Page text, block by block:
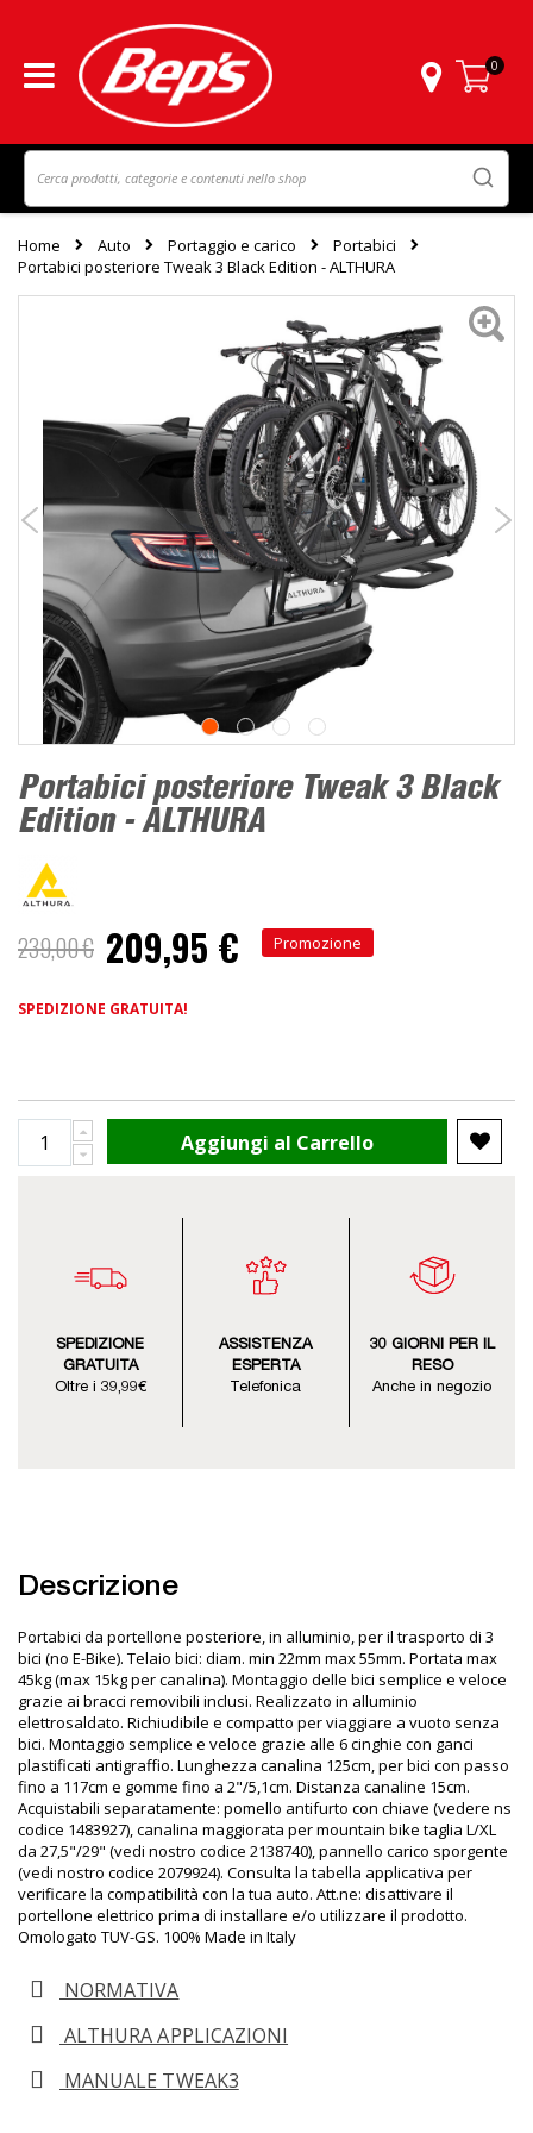
Carrello
0
Home Auto Portaggio e carico
Portabici
Portabici posteriore Tweak 3 Black Edition - ALTHURA
Portabici posteriore Tweak 3 Black
Edition - ALTHURA
239,00 €
Prezzo
speciale
209,95 € Promozione
SPEDIZIONE GRATUITA!
Aggiungi al Carrello
SPEDIZIONE
GRATUITA
Oltre i 39,99€
ASSISTENZA
ESPERTA
Telefonica
30 GIORNI PER IL
RESO
Anche in negozio
Descrizione
Portabici da portellone posteriore, in alluminio, per il trasporto di 3
bici (no E-Bike). Telaio bici: diam. min 22mm max 55mm. Portata max
45kg (max 15kg per canalina). Montaggio delle bici semplice e veloce
grazie ai bracci removibili inclusi. Realizzato in alluminio
elettrosaldato. Richiudibile e compatto per viaggiare a vuoto senza
bici. Montaggio semplice e veloce grazie alle 6 cinghie con ganci
plastificati antigraffio. Lunghezza canalina 125cm, per bici con passo
fino a 117cm e gomme fino a 2"/5,1cm. Distanza canaline 15cm.
Acquistabili separatamente: pomello antifurto con chiave (vedere ns
codice 1483927), canalina maggiorata per mountain bike taglia L/XL
da 27,5"/29" (vedi nostro codice 2138740), pannello carico sporgente
(vedi nostro codice 2079924). Consulta la tabella applicativa per
verificare la compatibilità con la tua auto. Att.ne: disattivare il
portellone elettrico prima di installare e/o utilizzare il prodotto.
Omologato TUV-GS. 100% Made in Italy
NORMATIVA
ALTHURA APPLICAZIONI
MANUALE TWEAK3